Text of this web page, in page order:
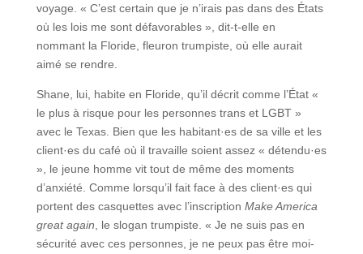
voyage. « C’est certain que je n’irais pas dans des États
où les lois me sont défavorables », dit-t-elle en
nommant la Floride, fleuron trumpiste, où elle aurait
aimé se rendre.
Shane, lui, habite en Floride, qu’il décrit comme l’État «
le plus à risque pour les personnes trans et LGBT »
avec le Texas. Bien que les habitant·es de sa ville et les
client·es du café où il travaille soient assez « détendu·es
», le jeune homme vit tout de même des moments
d’anxiété. Comme lorsqu’il fait face à des client·es qui
portent des casquettes avec l’inscription Make America
great again , le slogan trumpiste. « Je ne suis pas en
sécurité avec ces personnes, je ne peux pas être moi-